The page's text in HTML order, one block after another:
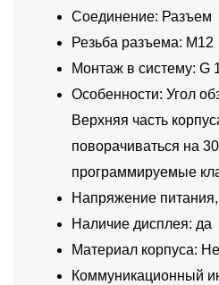
Соединение: Разъем
Резьба разъема: M12
Монтаж в систему: G
Особенности: Угол
Верхняя часть
поворачиваться на
программируемые
Напряжение
Наличие дисплея: да
Материал корпуса:
Коммуникационный